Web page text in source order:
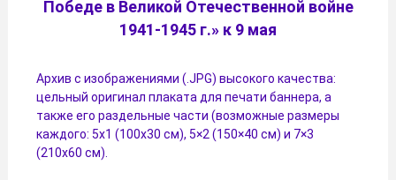
Победе в Великой Отечественной войне
1941-1945 г.» к 9 мая
Архив с изображениями (.JPG) высокого качества:
цельный оригинал плаката для печати баннера, а
также его раздельные части (возможные размеры
каждого: 5х1 (100х30 см), 5×2 (150×40 см) и 7×3
(210х60 см).